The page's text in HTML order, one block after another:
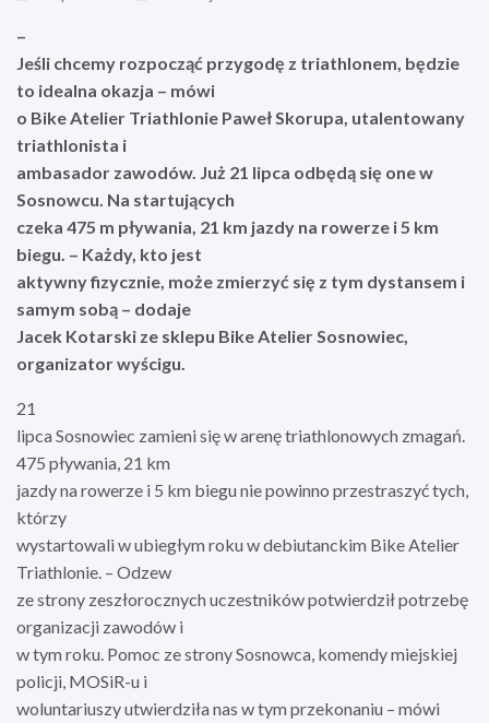
–
Jeśli chcemy rozpocząć przygodę z triathlonem, będzie
to idealna okazja – mówi
o Bike Atelier Triathlonie Paweł Skorupa, utalentowany
triathlonista i
ambasador zawodów. Już 21 lipca odbędą się one w
Sosnowcu. Na startujących
czeka 475 m pływania, 21 km jazdy na rowerze i 5 km
biegu. – Każdy, kto jest
aktywny fizycznie, może zmierzyć się z tym dystansem i
samym sobą – dodaje
Jacek Kotarski ze sklepu Bike Atelier Sosnowiec,
organizator wyścigu.
21
lipca Sosnowiec zamieni się w arenę triathlonowych zmagań.
475 pływania, 21 km
jazdy na rowerze i 5 km biegu nie powinno przestraszyć tych,
którzy
wystartowali w ubiegłym roku w debiutanckim Bike Atelier
Triathlonie. – Odzew
ze strony zeszłorocznych uczestników potwierdził potrzebę
organizacji zawodów i
w tym roku. Pomoc ze strony Sosnowca, komendy miejskiej
policji, MOSiR-u i
woluntariuszy utwierdziła nas w tym przekonaniu – mówi